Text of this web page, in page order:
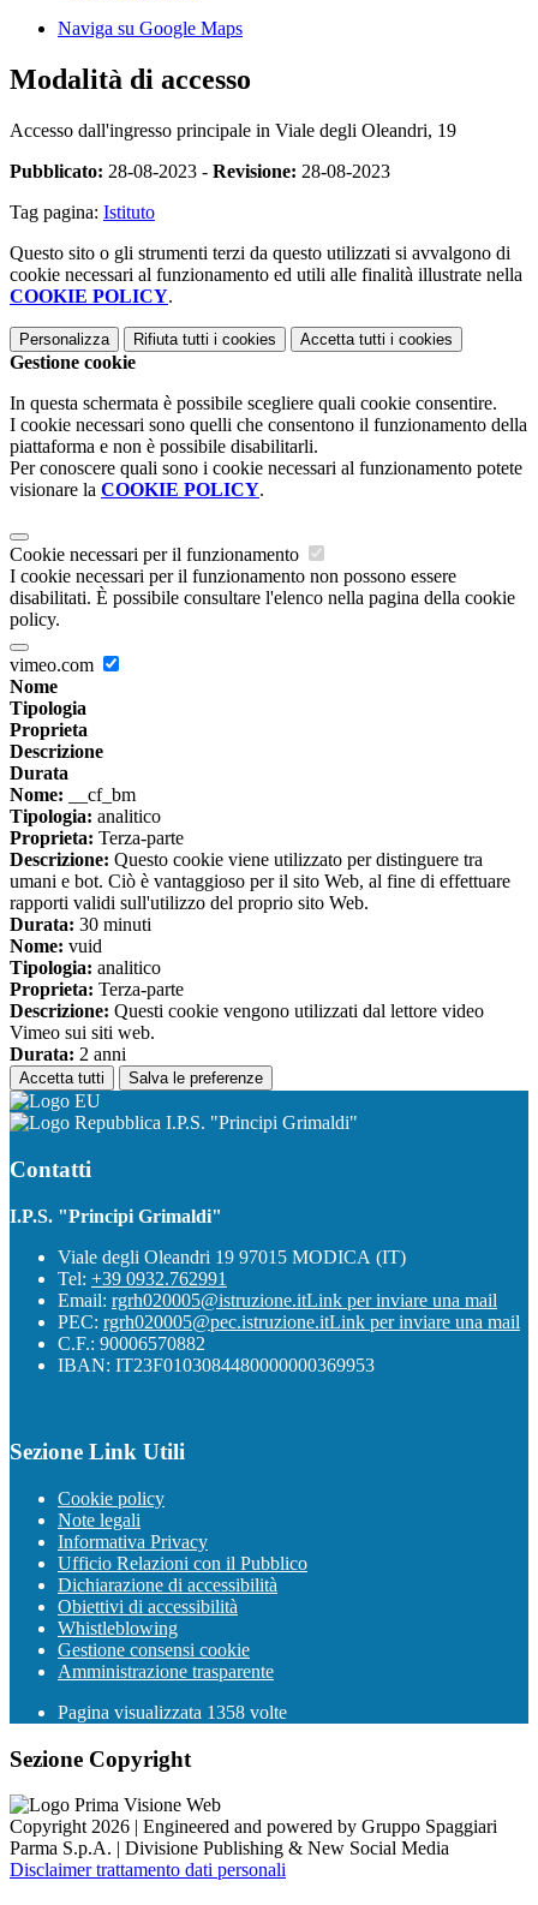
Naviga su Google Maps
Modalità di accesso
Accesso dall'ingresso principale in Viale degli Oleandri, 19
Pubblicato: 28-08-2023 - Revisione: 28-08-2023
Tag pagina: Istituto
Questo sito o gli strumenti terzi da questo utilizzati si avvalgono di
cookie necessari al funzionamento ed utili alle finalità illustrate nella
COOKIE POLICY.
Personalizza Rifiuta tutti i cookies Accetta tutti i cookies
Gestione cookie
In questa schermata è possibile scegliere quali cookie consentire.
I cookie necessari sono quelli che consentono il funzionamento della
piattaforma e non è possibile disabilitarli.
Per conoscere quali sono i cookie necessari al funzionamento potete
visionare la COOKIE POLICY.
Cookie necessari per il funzionamento
I cookie necessari per il funzionamento non possono essere
disabilitati. È possibile consultare l'elenco nella pagina della cookie
policy.
vimeo.com
Nome
Tipologia
Proprieta
Descrizione
Durata
Nome: __cf_bm
Tipologia: analitico
Proprieta: Terza-parte
Descrizione: Questo cookie viene utilizzato per distinguere tra
umani e bot. Ciò è vantaggioso per il sito Web, al fine di effettuare
rapporti validi sull'utilizzo del proprio sito Web.
Durata: 30 minuti
Nome: vuid
Tipologia: analitico
Proprieta: Terza-parte
Descrizione: Questi cookie vengono utilizzati dal lettore video
Vimeo sui siti web.
Durata: 2 anni
Accetta tutti Salva le preferenze
I.P.S. "Principi Grimaldi"
Contatti
I.P.S. "Principi Grimaldi"
Viale degli Oleandri 19 97015 MODICA (IT)
Tel: +39 0932.762991
Email: rgrh020005@istruzione.itLink per inviare una mail
PEC: rgrh020005@pec.istruzione.itLink per inviare una mail
C.F.: 90006570882
IBAN: IT23F0103084480000000369953
Sezione Link Utili
Cookie policy
Note legali
Informativa Privacy
Ufficio Relazioni con il Pubblico
Dichiarazione di accessibilità
Obiettivi di accessibilità
Whistleblowing
Gestione consensi cookie
Amministrazione trasparente
Pagina visualizzata 1358 volte
Sezione Copyright
Copyright 2026 | Engineered and powered by Gruppo Spaggiari
Parma S.p.A. | Divisione Publishing & New Social Media
Disclaimer trattamento dati personali